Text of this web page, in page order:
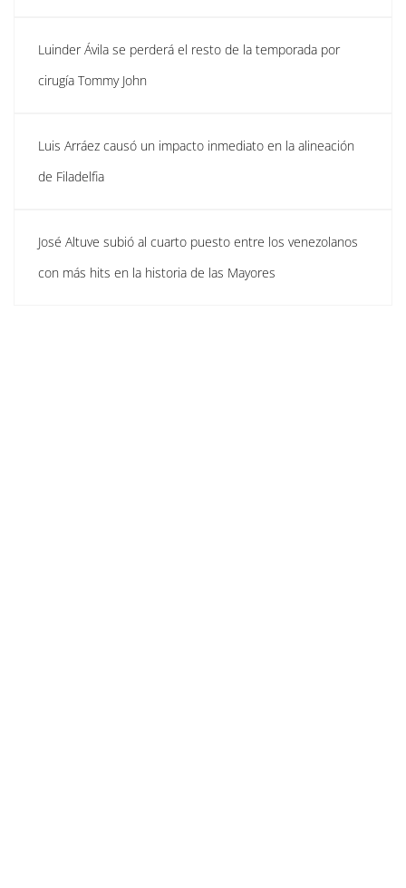
Luinder Ávila se perderá el resto de la temporada por
cirugía Tommy John
Luis Arráez causó un impacto inmediato en la alineación
de Filadelfia
José Altuve subió al cuarto puesto entre los venezolanos
con más hits en la historia de las Mayores